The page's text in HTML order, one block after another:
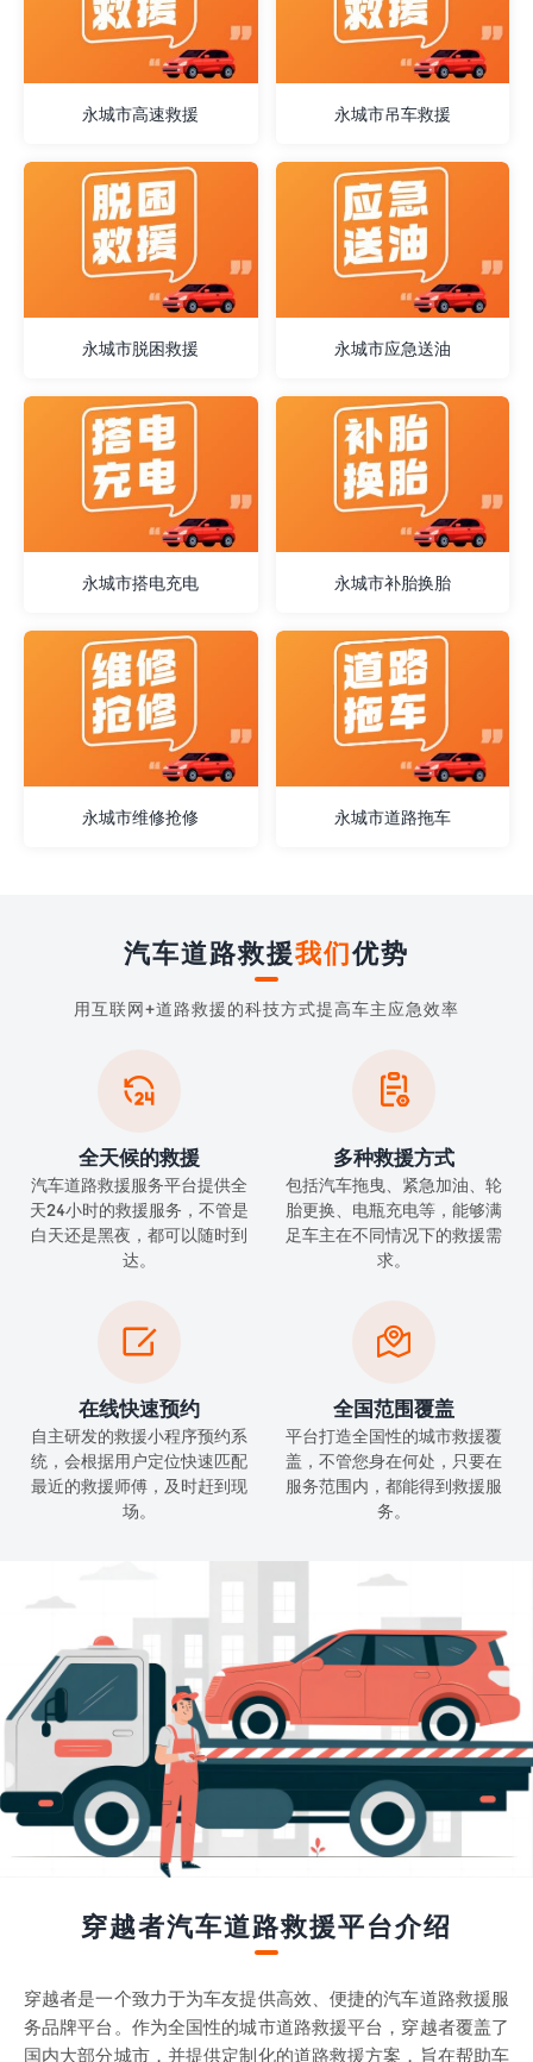
永城市高速救援 永城市吊车救援
永城市脱困救援 永城市应急送油
永城市搭电充电 永城市补胎换胎
永城市维修抢修 永城市道路拖车
汽车道路救援我们优势
用互联网+道路救援的科技方式提高车主应急效率

全天候的救援
汽车道路救援服务平台提供全
天24小时的救援服务，不管是
白天还是黑夜，都可以随时到
达。

多种救援方式
包括汽车拖曳、紧急加油、轮
胎更换、电瓶充电等，能够满
足车主在不同情况下的救援需
求。

在线快速预约
自主研发的救援小程序预约系
统，会根据用户定位快速匹配
最近的救援师傅，及时赶到现
场。

全国范围覆盖
平台打造全国性的城市救援覆
盖，不管您身在何处，只要在
服务范围内，都能得到救援服
务。
穿越者汽车道路救援平台介绍
穿越者是一个致力于为车友提供高效、便捷的汽车道路救援服
务品牌平台。作为全国性的城市道路救援平台，穿越者覆盖了
国内大部分城市，并提供定制化的道路救援方案，旨在帮助车